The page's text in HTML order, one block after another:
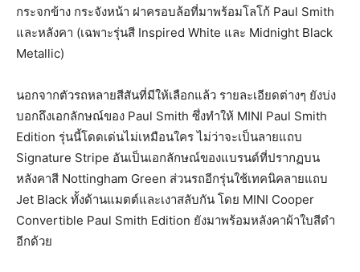
กระจกข้าง กระจังหน้า ฝาครอบล้อที่มาพร้อมโลโก้ Paul Smith
และหลังคา (เฉพาะรุ่นสี Inspired White และ Midnight Black
Metallic)
นอกจากตัวรถหลายสีสันที่มีให้เลือกแล้ว รายละเอียดต่างๆ ยังบ่ง
บอกถึงเอกลักษณ์ของ Paul Smith ซึ่งทำให้ MINI Paul Smith
Edition รุ่นนี้โดดเด่นไม่เหมือนใคร ไม่ว่าจะเป็นลายแถบ
Signature Stripe อันเป็นเอกลักษณ์ของแบรนด์ที่ปรากฏบน
หลังคาสี Nottingham Green ส่วนรถอีกรุ่นใช้เทคนิคลายแถบ
Jet Black ทั้งด้านแมตต์และเงาสลับกัน โดย MINI Cooper
Convertible Paul Smith Edition ยังมาพร้อมหลังคาผ้าใบสีดำ
อีกด้วย